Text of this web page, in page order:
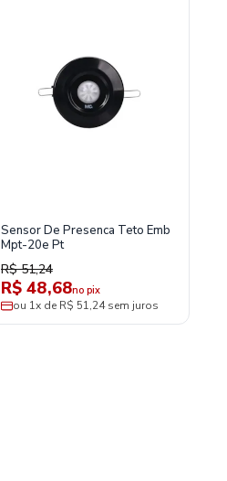
Sensor De Presenca Teto Emb
Mpt-20e Pt
R$ 51,24
R$ 48,68no pix
ou 1x de R$ 51,24 sem juros